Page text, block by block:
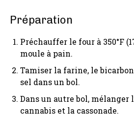
Préparation
Préchauffer le four à 350°F
moule à pain.
Tamiser la farine, le
sel dans un bol.
Dans un autre bol, mélanger
cannabis et la cassonade.